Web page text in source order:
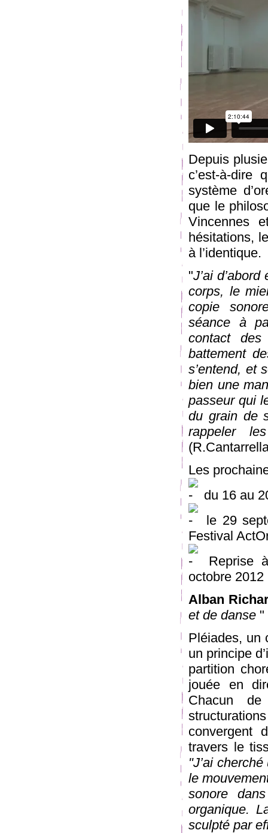
Depuis
c’est-à-dire
système
que le
Vincennes
hésitations,
à l’identique.
"J’ai
corps, le
copie
séance à
contact
battement
s’entend, et
bien une
passeur qui
du grain de
rappeler
Les
du 16 au
le 29
Festival
Reprise
octobre 2012
Alban
et de danse "
Pléiades, un
un principe
partition
jouée en
Chacun
convergent
travers le
"J’ai
le
sonore
organique.
sculpté par